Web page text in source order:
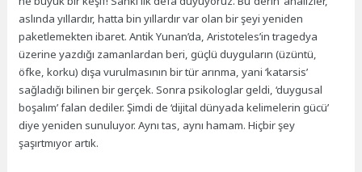
aslında yıllardır, hatta bin yıllardır var olan bir şeyi yeniden
paketlemekten ibaret. Antik Yunan’da, Aristoteles’in tragedya
üzerine yazdığı zamanlardan beri, güçlü duyguların (üzüntü,
öfke, korku) dışa vurulmasının bir tür arınma, yani ‘katarsis’
sağladığı bilinen bir gerçek. Sonra psikologlar geldi, ‘duygusal
boşalım’ falan dediler. Şimdi de ‘dijital dünyada kelimelerin gücü’
diye yeniden sunuluyor. Aynı tas, aynı hamam. Hiçbir şey
şaşırtmıyor artık.